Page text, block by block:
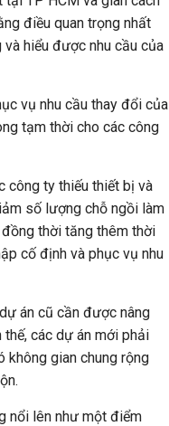
điều quan trọng nhất
hiểu được nhu cầu của
vụ nhu cầu thay đổi của
tạm thời cho các công
công ty thiếu thiết bị và
số lượng chỗ ngồi làm
thời tăng thêm thời
cố định và phục vụ nhu
án cũ cần được nâng
các dự án mới phải
không gian chung rộng
nổi lên như một điểm